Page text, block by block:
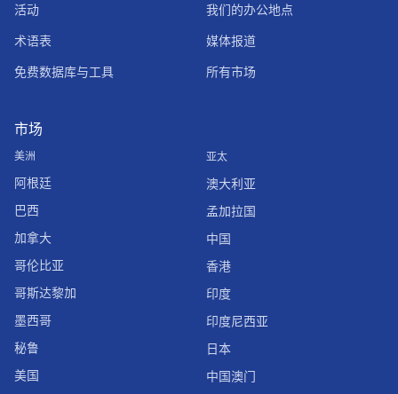
活动
术语表
免费数据库与工具
我们的办公地点
媒体报道
所有市场
市场
美洲
阿根廷
巴西
加拿大
哥伦比亚
哥斯达黎加
墨西哥
秘鲁
美国
亚太
澳大利亚
孟加拉国
中国
香港
印度
印度尼西亚
日本
中国澳门